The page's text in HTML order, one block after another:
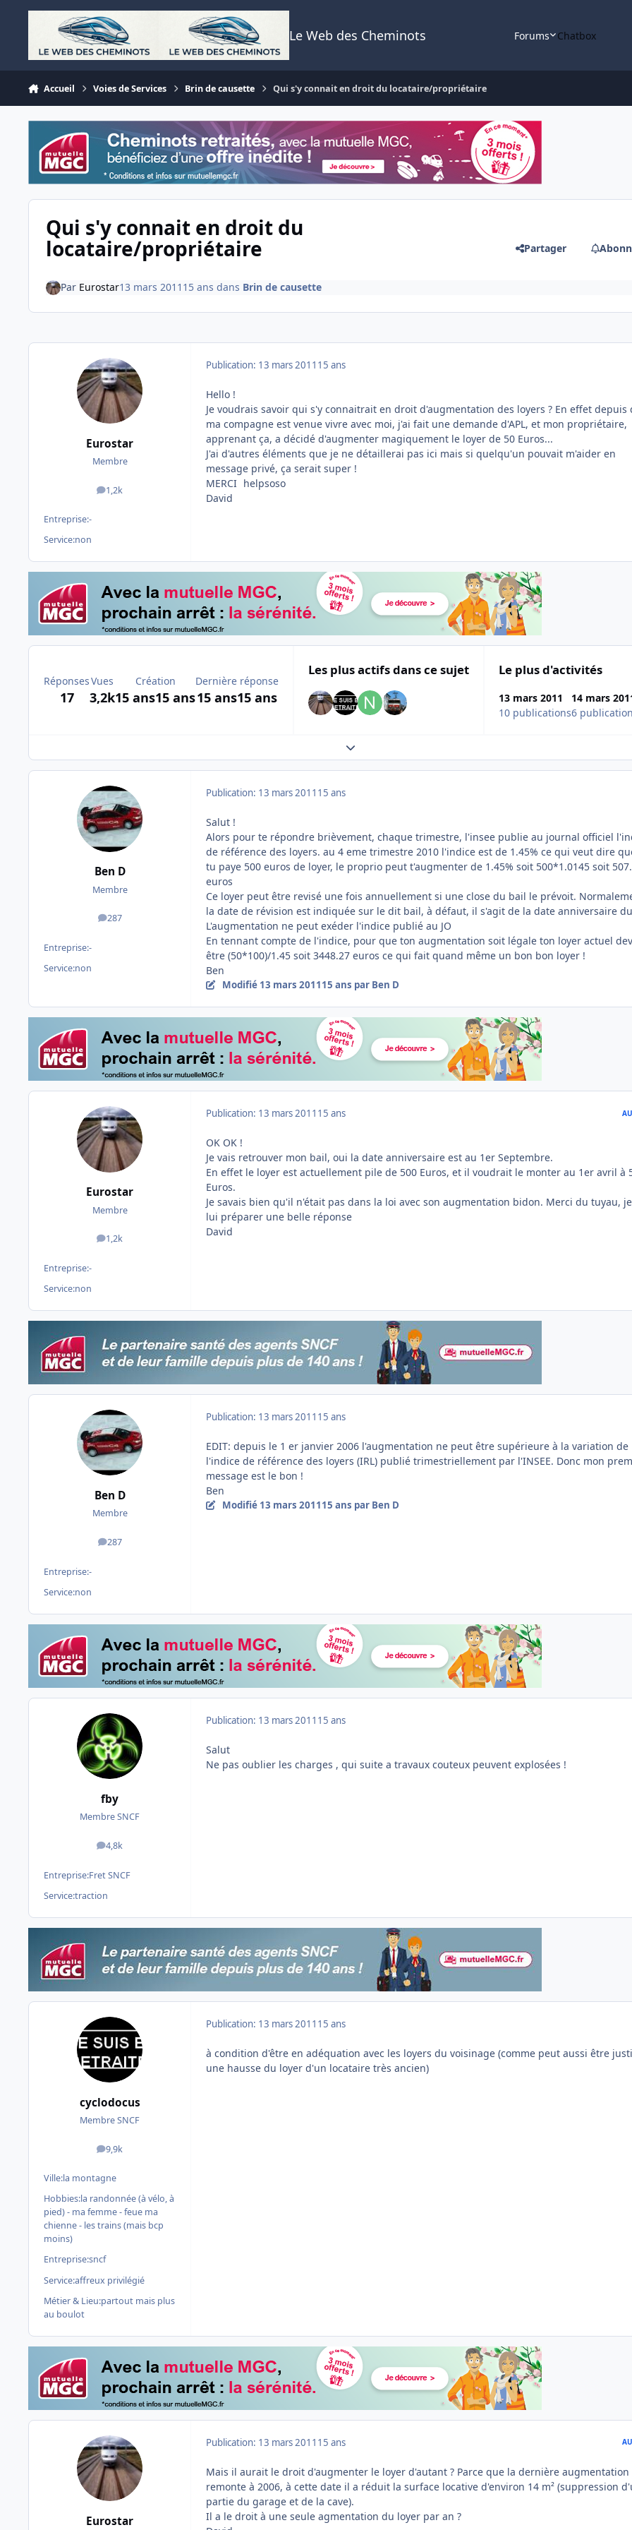
Aller au contenu
Le Web des Cheminots Forums Chatbox
Accueil Voies de Services Brin de causette Qui s'y connait en droit du locataire/propriétaire
Qui s'y connait en droit du
locataire/propriétaire Partager
Par Eurostar13 mars 2011 15 ans dans Brin de causette
Eurostar
Membre
1,2k
messages
Entreprise:-
Service:non
Publication: 13 mars 2011 15 ans
Hello !
Je voudrais savoir qui s'y connaitrait en droit d'augmentation des loyers ? En effet depuis
ma compagne est venue vivre avec moi, j'ai fait une demande d'APL, et mon propriétaire,
apprenant ça, a décidé d'augmenter magiquement le loyer de 50 Euros...
J'ai d'autres éléments que je ne détaillerai pas ici mais si quelqu'un pouvait m'aider en
message privé, ça serait super !
MERCI helpsoso
David
Réponses
17
Vues
3,2k
Création
15 ans15 ans
Dernière réponse
15 ans15 ans
Les plus actifs dans ce sujet Le plus d'activités
13 mars 2011
10 publications
14 mars
6
Expand topic overview
Ben D
Membre
287
messages
Entreprise:-
Service:non
Publication: 13 mars 2011 15 ans
Salut !
Alors pour te répondre brièvement, chaque trimestre, l'insee publie au journal officiel
de référence des loyers. au 4 eme trimestre 2010 l'indice est de 1.45% ce qui veut dire
tu paye 500 euros de loyer, le proprio peut t'augmenter de 1.45% soit 500*1.0145 soit
euros
Ce loyer peut être revisé une fois annuellement si une close du bail le prévoit.
la date de révision est indiquée sur le dit bail, à défaut, il s'agit de la date anniversaire
L'augmentation ne peut exéder l'indice publié au JO
En tennant compte de l'indice, pour que ton augmentation soit légale ton loyer actuel
être (50*100)/1.45 soit 3448.27 euros ce qui fait quand même un bon bon loyer !
Ben
Modifié 13 mars 201115 ans par Ben D
Eurostar
Membre
1,2k
messages
Entreprise:-
Service:non
Publication: 13 mars 2011 15 ans
OK OK !
Je vais retrouver mon bail, oui la date anniversaire est au 1er Septembre.
En effet le loyer est actuellement pile de 500 Euros, et il voudrait le monter au 1er avril à
Euros.
Je savais bien qu'il n'était pas dans la loi avec son augmentation bidon. Merci du tuyau,
lui préparer une belle réponse
David
Ben D
Membre
287
messages
Entreprise:-
Service:non
Publication: 13 mars 2011 15 ans
EDIT: depuis le 1 er janvier 2006 l'augmentation ne peut être supérieure à la variation de
l'indice de référence des loyers (IRL) publié trimestriellement par l'INSEE. Donc mon
message est le bon !
Ben
Modifié 13 mars 201115 ans par Ben D
fby
Membre SNCF
4,8k
messages
Entreprise:Fret SNCF
Service:traction
Publication: 13 mars 2011 15 ans
Salut
Ne pas oublier les charges , qui suite a travaux couteux peuvent explosées !
cyclodocus
Membre SNCF
9,9k
messages
Ville:la montagne
Hobbies:la randonnée (à vélo, à
pied) - ma femme - feue ma
chienne - les trains (mais bcp
moins)
Entreprise:sncf
Service:affreux privilégié
Métier & Lieu:partout mais plus
au boulot
Publication: 13 mars 2011 15 ans
à condition d'être en adéquation avec les loyers du voisinage (comme peut aussi être
une hausse du loyer d'un locataire très ancien)
Eurostar
Publication: 13 mars 2011 15 ans
Mais il aurait le droit d'augmenter le loyer d'autant ? Parce que la dernière augmentation
remonte à 2006, à cette date il a réduit la surface locative d'environ 14 m² (suppression
partie du garage et de la cave).
Il a le droit à une seule agmentation du loyer par an ?